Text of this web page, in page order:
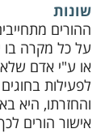
שונות
ההורים
על כל מקרה בו
או ע"י אדם שלא
לפעילות
והחזרתו, היא
אישור הורים